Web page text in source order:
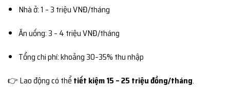
Nhà ở: 1 – 3 triệu VNĐ/tháng
Ăn uống: 3 – 4 triệu VNĐ/tháng
Tổng chi phí: khoảng 30–35% thu nhập
👉 Lao động có thể tiết kiệm 15 – 25 triệu đồng/tháng.